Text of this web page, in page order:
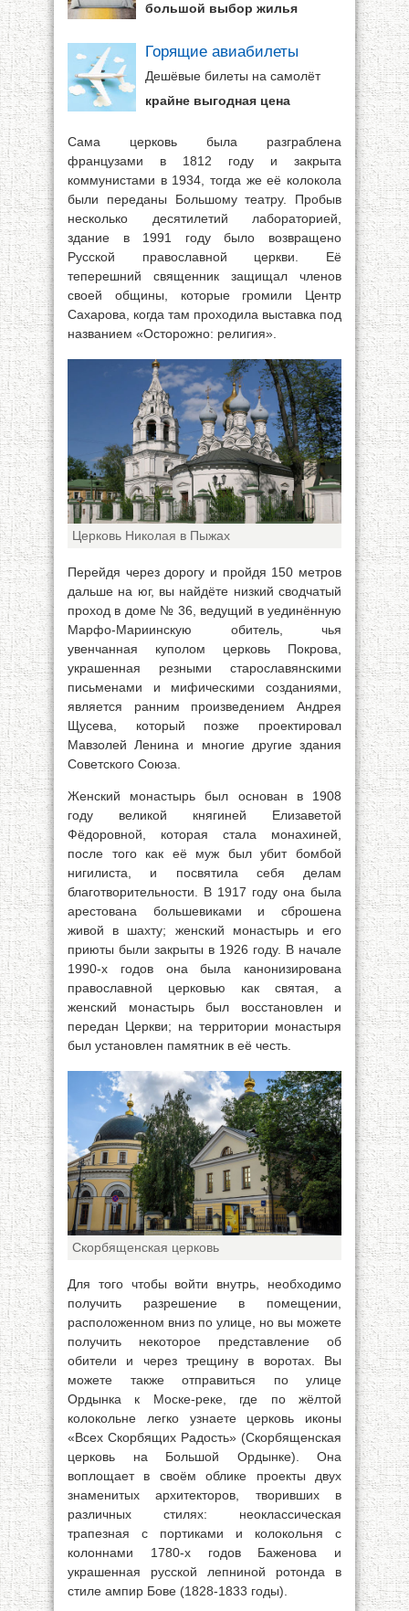
большой выбор жилья
Горящие авиабилеты
Дешёвые билеты на самолёт
крайне выгодная цена
Сама церковь была разграблена
французами в 1812 году и закрыта
коммунистами в 1934, тогда же её колокола
были переданы Большому театру. Пробыв
несколько десятилетий лабораторией,
здание в 1991 году было возвращено
Русской православной церкви. Её
теперешний священник защищал членов
своей общины, которые громили Центр
Сахарова, когда там проходила выставка под
названием «Осторожно: религия».
Церковь Николая в Пыжах
Перейдя через дорогу и пройдя 150 метров
дальше на юг, вы найдёте низкий сводчатый
проход в доме № 36, ведущий в уединённую
Марфо-Мариинскую обитель, чья
увенчанная куполом церковь Покрова,
украшенная резными старославянскими
письменами и мифическими созданиями,
является ранним произведением Андрея
Щусева, который позже проектировал
Мавзолей Ленина и многие другие здания
Советского Союза.
Женский монастырь был основан в 1908
году великой княгиней Елизаветой
Фёдоровной, которая стала монахиней,
после того как её муж был убит бомбой
нигилиста, и посвятила себя делам
благотворительности. В 1917 году она была
арестована большевиками и сброшена
живой в шахту; женский монастырь и его
приюты были закрыты в 1926 году. В начале
1990-х годов она была канонизирована
православной церковью как святая, а
женский монастырь был восстановлен и
передан Церкви; на территории монастыря
был установлен памятник в её честь.
Скорбященская церковь
Для того чтобы войти внутрь, необходимо
получить разрешение в помещении,
расположенном вниз по улице, но вы можете
получить некоторое представление об
обители и через трещину в воротах. Вы
можете также отправиться по улице
Ордынка к Моске-реке, где по жёлтой
колокольне легко узнаете церковь иконы
«Всех Скорбящих Радость» (Скорбященская
церковь на Большой Ордынке). Она
воплощает в своём облике проекты двух
знаменитых архитекторов, творивших в
различных стилях: неоклассическая
трапезная с портиками и колокольня с
колоннами 1780-х годов Баженова и
украшенная русской лепниной ротонда в
стиле ампир Бове (1828-1833 годы).